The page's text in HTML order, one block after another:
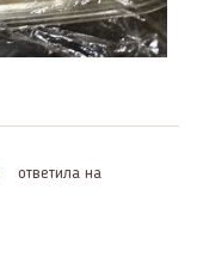
ответила на